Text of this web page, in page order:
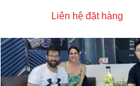
Liên hệ đặt hàng